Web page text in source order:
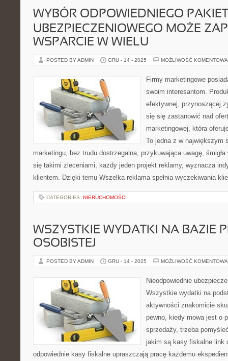
WYBÓR ODPOWIEDNIEGO
UBEZPIECZENIOWEGO MOŻE
WSPARCIE W WIELU
POSTED BY ADMIN GRU - 14 - 2025 MOŻLIWOŚĆ
Firmy marketingowe
swoim interesantom.
efektywnej, przynoszącej
się się zastanowić nad
marketingowej, która
To jedna z w największym
marketingu, bez trudu dostrzegalna, przykuwająca uwagę,
się takimi zleceniami, każdy jeden projekt reklamy, wyznacza
klientem. Dzięki temu Wszelka reklama spełnia wyczekiwania
CATEGORIES: NIERUCHOMOŚCI
WSZYSTKIE WYDATKI NA BAZIE
OSOBISTEJ
POSTED BY ADMIN GRU - 14 - 2025 MOŻLIWOŚĆ
Nieodpowiednie
Wszystkie wydatki na
aktywności znakomicie
pewno, kiedy mowa jest o
sprzedaży, trzeba
jakim są kasy fiskalne link
odpowiednie kasy fiskalne upraszczają pracę każdemu